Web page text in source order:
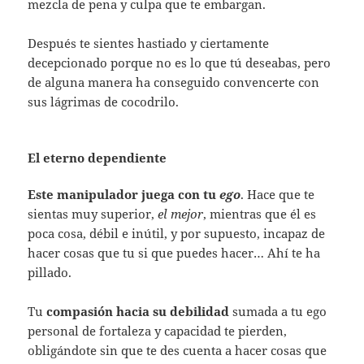
mezcla de pena y culpa que te embargan.
Después te sientes hastiado y ciertamente
decepcionado porque no es lo que tú deseabas, pero
de alguna manera ha conseguido convencerte con
sus lágrimas de cocodrilo.
El eterno dependiente
Este manipulador juega con tuego. Hace que te
sientas muy superior,el mejor, mientras que él es
poca cosa, débil e inútil, y por supuesto, incapaz de
hacer cosas que tu si que puedes hacer… Ahí te ha
pillado.
Tucompasión hacia su debilidad sumada a tu ego
personal de fortaleza y capacidad te pierden,
obligándote sin que te des cuenta a hacer cosas que